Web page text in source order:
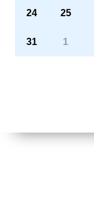
24 25
31 1